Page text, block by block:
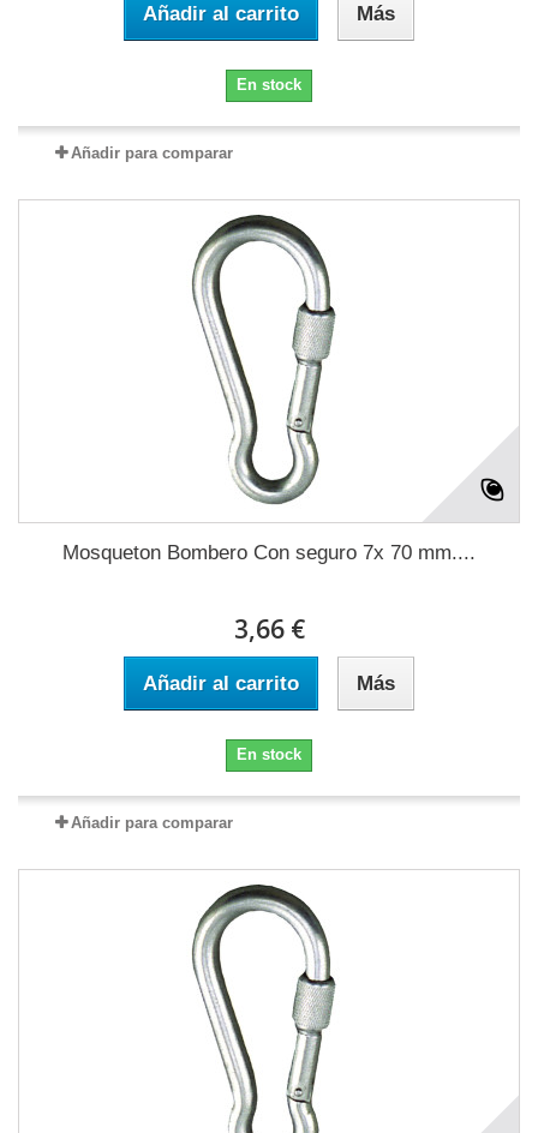
Añadir al carrito Más
En stock
Añadir para comparar
Mosqueton Bombero Con seguro 7x 70 mm....
3,66 €
Añadir al carrito Más
En stock
Añadir para comparar